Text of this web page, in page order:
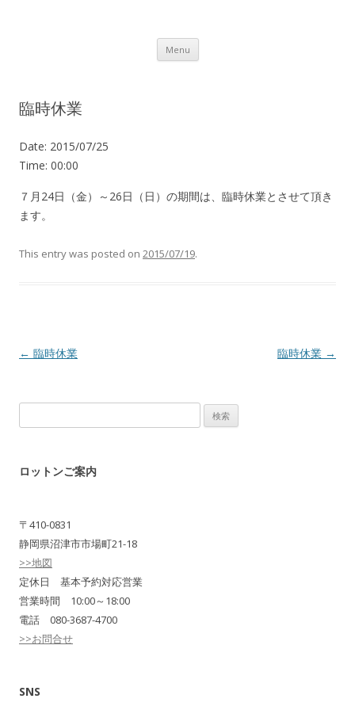
Menu Skip to content
臨時休業
Date: 2015/07/25
Time: 00:00
７月24日（金）～26日（日）の期間は、臨時休業とさせて頂き
ます。
This entry was posted on 2015/07/19.
Post navigation
← 臨時休業 臨時休業 →
索:
ロットンご案内
〒410-0831
静岡県沼津市市場町21-18
>>地図
定休日 基本予約対応営業
営業時間 10:00～18:00
電話 080-3687-4700
>>お問合せ
SNS